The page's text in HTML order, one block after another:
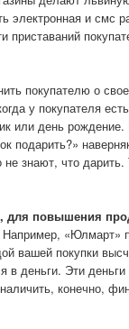
электронная и смс
покупателю о
у покупателя
или день
подарить?»
не знают, что
для повышения
Например, «Юлмарт»
вашей покупки
в деньги. Эти
конечно,